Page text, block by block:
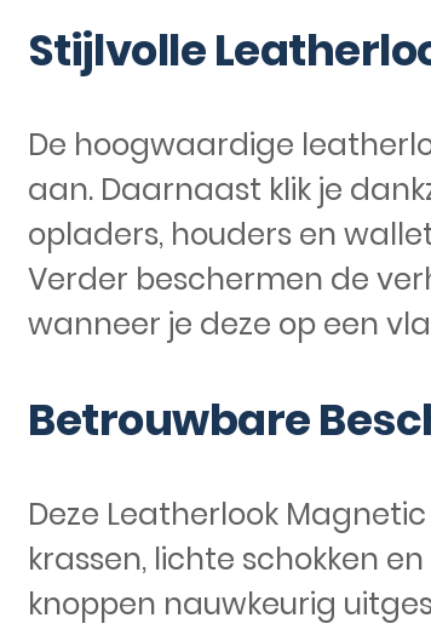
Stijlvolle
De hoogwaardige
aan. Daarnaast klik je
opladers, houders en
Verder beschermen de
wanneer je deze op een
Betrouwbare
Deze Leatherlook
krassen, lichte schokken
knoppen nauwkeurig